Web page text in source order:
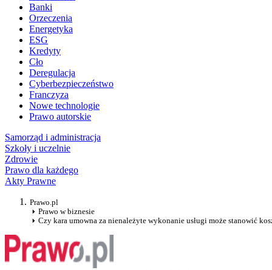
Banki
Orzeczenia
Energetyka
ESG
Kredyty
Cło
Deregulacja
Cyberbezpieczeństwo
Franczyza
Nowe technologie
Prawo autorskie
Samorząd i administracja
Szkoły i uczelnie
Zdrowie
Prawo dla każdego
Akty Prawne
Prawo.pl
Prawo w biznesie
Czy kara umowna za nienależyte wykonanie usługi może stanowić